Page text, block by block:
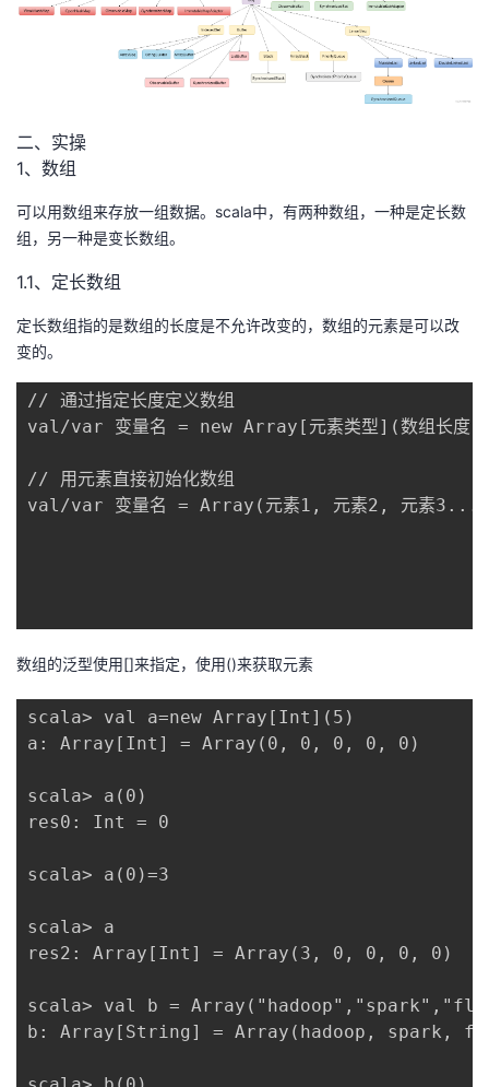
堂
课
程
的
认
证
我
的
实
验
我
的
收
藏
我
术
支
持
云
声
建
议
二、实操
1、数组
可以用数组来存放一组数据。scala中，有两种数组，一种是定长数
组，另一种是变长数组。
1.1、定长数组
定长数组指的是数组的长度是不允许改变的，数组的元素是可以改
变的。
// 通过指定长度定义数组
val/var 变量名 = new Array[元素类型](数组长度)
// 用元素直接初始化数组
val/var 变量名 = Array(元素1, 元素2, 元素3...)
数组的泛型使用[]来指定，使用()来获取元素
scala> val a=new Array[Int](5)
a: Array[Int] = Array(0, 0, 0, 0, 0)
scala> a(0)
res0: Int = 0
scala> a(0)=3
scala> a
res2: Array[Int] = Array(3, 0, 0, 0, 0)
scala> val b =
b: Array[String] = Array(hadoop, spark,